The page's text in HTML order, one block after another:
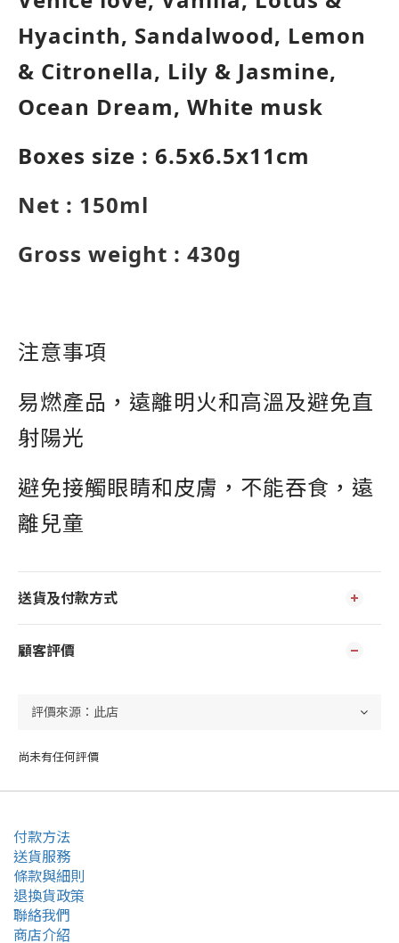
Hyacinth, Sandalwood, Lemon
& Citronella, Lily & Jasmine,
Ocean Dream, White musk
Boxes size : 6.5x6.5x11cm
Net : 150ml
Gross weight : 430g
注意事項
易燃產品，遠離明火和高溫及避免直
射陽光
避免接觸眼睛和皮膚，不能吞食，遠
離兒童
送貨及付款方式
顧客評價
尚未有任何評價
付款方法
送貨服務
條款與細則
退換貨政策
聯絡我們
商店介紹